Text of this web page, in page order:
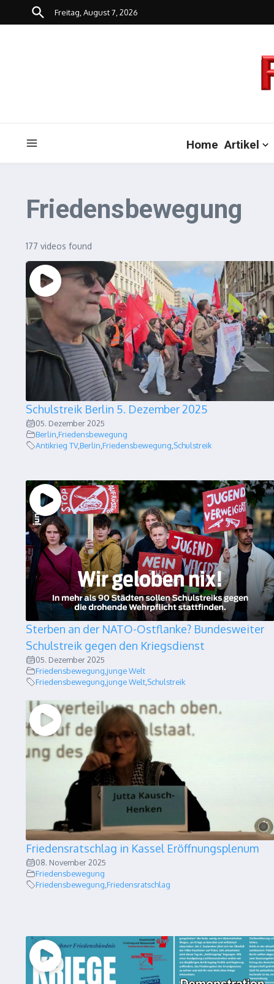
Zum Inhalt springen
Freitag, August 7, 2026
Home Artikel
Friedensbewegung
177 videos found
Schulstreik Berlin 5. Dezember 2025
05. Dezember 2025
Berlin,Friedensbewegung
Antikrieg TV,Berlin,Friedensbewegung,Schulstreik
Sterben an der NATO-Ostflanke? Bundesweiter
Schulstreik gegen den Kriegsdienst
05. Dezember 2025
Friedensbewegung junge Welt
Friedensbewegung junge Welt Schulstreik
Friedensratschlag in Kassel Eröffnungsplenum
08. November 2025
Friedensbewegung
Friedensbewegung Friedensratschlag